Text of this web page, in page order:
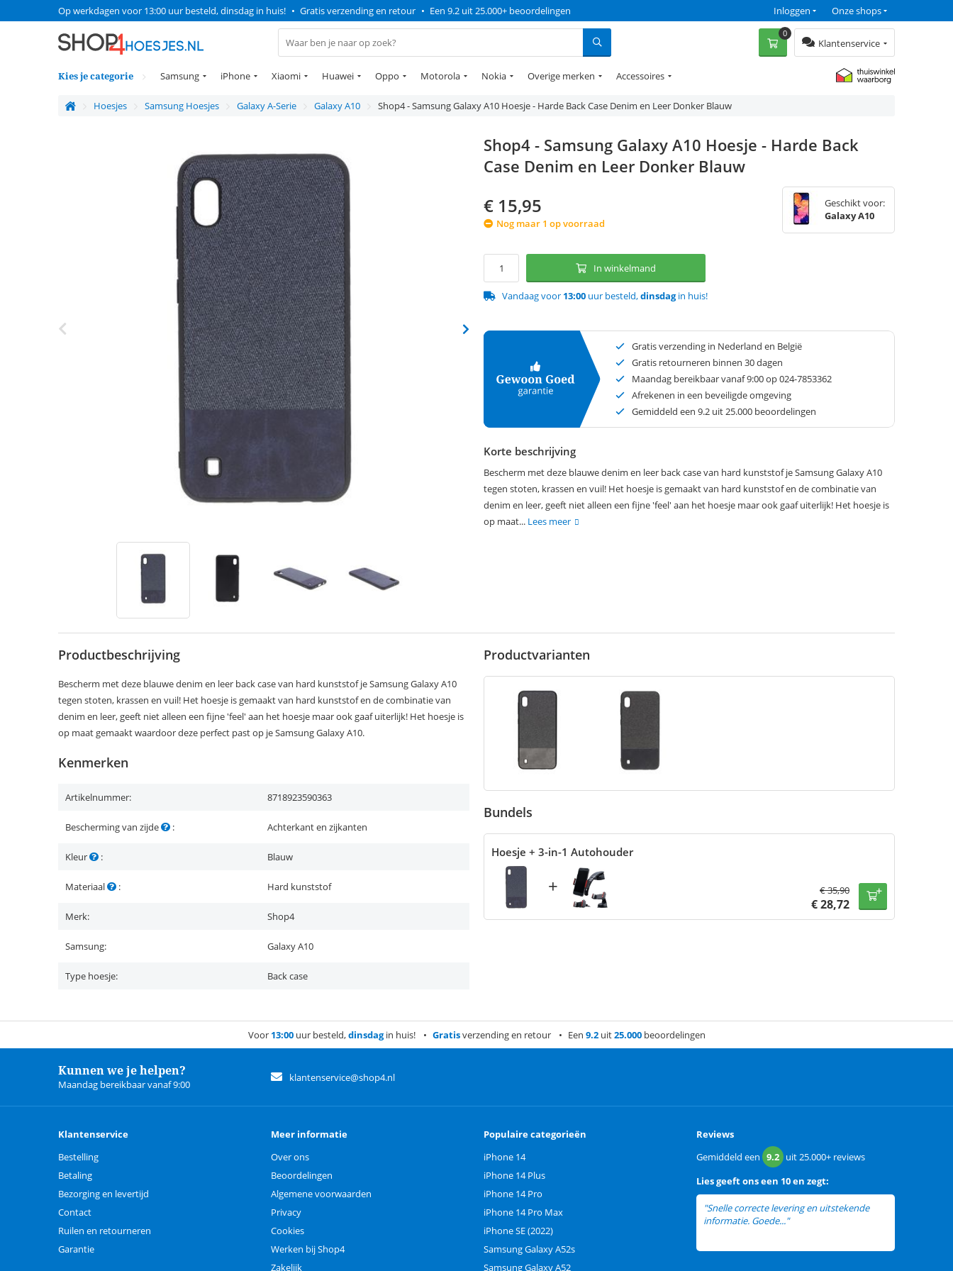
Op werkdagen voor 13:00 uur besteld, dinsdag in huis! • Gratis verzending en retour • Een 9.2 uit 25.000+ beoordelingen Onze shops
Inloggen
Klantenservice
0
Kies je categorie Samsung iPhone Xiaomi Huawei Oppo Motorola Nokia Overige merken Accessoires
Hoesjes Samsung Hoesjes Galaxy A-Serie Galaxy A10 Shop4 - Samsung Galaxy A10 Hoesje - Harde Back Case Denim en Leer Donker Blauw
Shop4 - Samsung Galaxy A10 Hoesje - Harde Back
Case Denim en Leer Donker Blauw
€ 15,95
Nog maar 1 op voorraad
Geschikt voor:
Galaxy A10
In winkelmand
Vandaag voor 13:00 uur besteld,dinsdagin huis!
Gratis verzending in Nederland en België
Gratis retourneren binnen 30 dagen
Maandag bereikbaar vanaf 9:00 op 024-7853362
Afrekenen in een beveiligde omgeving
Gemiddeld een 9.2 uit 25.000 beoordelingen
Korte beschrijving
Bescherm met deze blauwe denim en leer back case van hard kunststof je Samsung Galaxy A10
tegen stoten, krassen en vuil! Het hoesje is gemaakt van hard kunststof en de combinatie van
denim en leer, geeft niet alleen een fijne 'feel' aan het hoesje maar ook gaaf uiterlijk! Het hoesje is
op maat... Lees meer
Productbeschrijving
Bescherm met deze blauwe denim en leer back case van hard kunststof je Samsung Galaxy A10
tegen stoten, krassen en vuil! Het hoesje is gemaakt van hard kunststof en de combinatie van
denim en leer, geeft niet alleen een fijne 'feel' aan het hoesje maar ook gaaf uiterlijk! Het hoesje is
op maat gemaakt waardoor deze perfect past op je Samsung Galaxy A10.
Kenmerken
Artikelnummer: 8718923590363
Bescherming van zijde : Achterkant en zijkanten
Kleur : Blauw
Materiaal : Hard kunststof
Merk: Shop4
Samsung: Galaxy A10
Type hoesje: Back case
Productvarianten
Bundels
Hoesje + 3-in-1 Autohouder
+ €35,90
€28,72
Voor 13:00uur besteld,dinsdagin huis! Gratisverzending en retour Een 9.2uit25.000beoordelingen
Kunnen we je helpen?
Maandag bereikbaar vanaf 9:00
klantenservice@shop4.nl
Klantenservice
Bestelling
Betaling
Bezorging en levertijd
Contact
Ruilen en retourneren
Garantie
Meer informatie
Over ons
Beoordelingen
Algemene voorwaarden
Privacy
Cookies
Werken bij Shop4
Zakelijk
Populaire categorieën
iPhone 14
iPhone 14 Plus
iPhone 14 Pro
iPhone 14 Pro Max
iPhone SE (2022)
Samsung Galaxy A52s
Samsung Galaxy A52
Reviews
Gemiddeld een 9.2 uit25.000+ reviews
Liesgeeft ons een 10 en zegt:
"Snelle correcte levering en uitstekende
informatie. Goede..."